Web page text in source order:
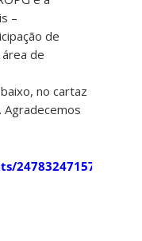
–
de
de
no cartaz
Agradecemos
2478324715785281/